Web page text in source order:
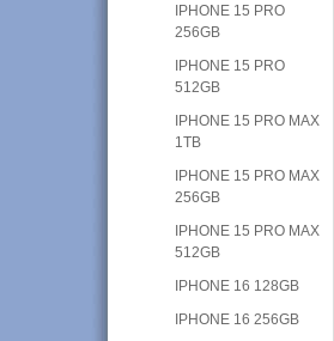
IPHONE 15 PRO
256GB
IPHONE 15 PRO
512GB
IPHONE 15 PRO MAX
1TB
IPHONE 15 PRO MAX
256GB
IPHONE 15 PRO MAX
512GB
IPHONE 16 128GB
IPHONE 16 256GB